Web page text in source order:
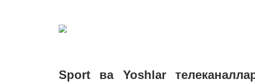
Sport ва Yoshlar